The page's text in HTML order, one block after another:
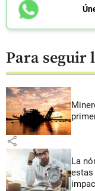
Para seguir
share
La
estas